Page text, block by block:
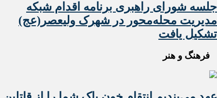
جلسه شورای راهبری برنامه اقدام شبکه
مدیریت محله‌محور در شهرک ولیعصر(عج)
تشکیل یافت
فرهنگ و هنر